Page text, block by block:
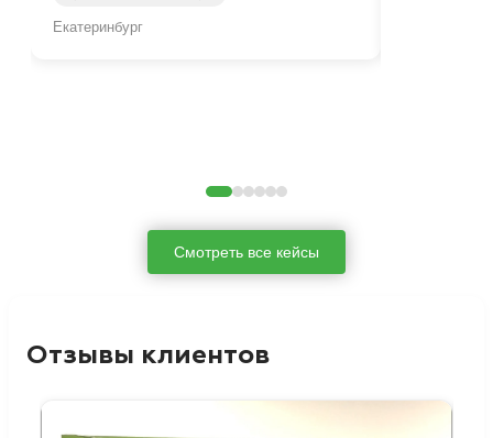
Екатеринбург
Смотреть все кейсы
Отзывы клиентов